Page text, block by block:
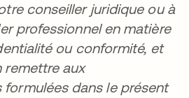
conseiller juridique ou à
professionnel en matière
ou conformité, et
remettre aux
dans le présent